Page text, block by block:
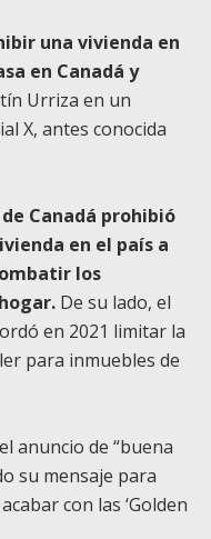
una vivienda en
en Canadá y
Urriza en un
X, antes conocida
Canadá prohibió
en el país a
los
De su lado, el
en 2021 limitar la
para inmuebles de
anuncio de “buena
su mensaje para
con las ‘Golden